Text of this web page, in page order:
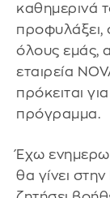
καθημερινά
προφυλάξει,
όλους εμάς,
εταιρεία
πρόκειται
πρόγραμμα.
Έχω
θα γίνει